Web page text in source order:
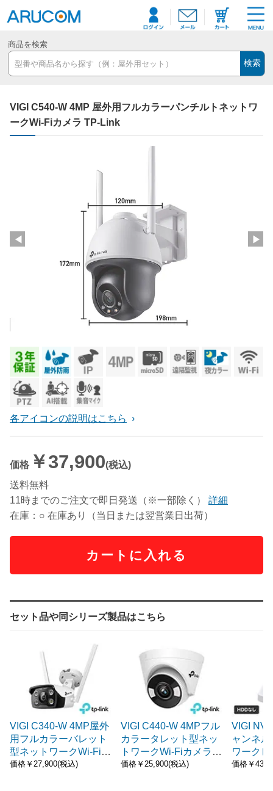
商品を検索
検索
VIGI C540-W 4MP 屋外用フルカラーパンチルトネットワ
ークWi-Fiカメラ TP-Link
◀ ▶
各アイコンの説明はこちら
価格 ￥37,900(税込)
送料無料
11時までのご注文で即日発送（※一部除く）
詳細
在庫：○ 在庫あり（当日または翌営業日出荷）
カートに入れる
セット品や同シリーズ製品はこちら
VIGI C340-W 4MP屋外
用フルカラーバレット
型ネットワークWi-Fiカ
メラ TP-Link
価格￥27,900(税込)
VIGI C440-W 4MPフル
カラータレット型ネッ
トワークWi-Fiカメラ T
P-Link
価格￥25,900(税込)
VIGI
ャンネ
ワーク
ー TP-
価格￥